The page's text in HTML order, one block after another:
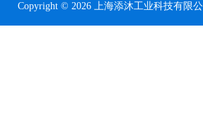
Copyright © 2026 上海添沐工业科技有限